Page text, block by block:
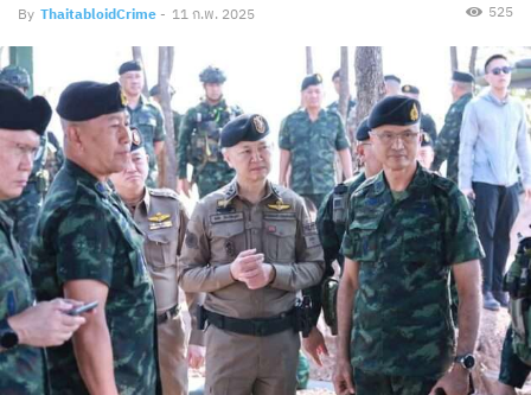
By ThaitabloidCrime - 11 ก.พ. 2025 525